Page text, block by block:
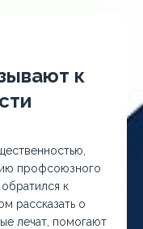
к
профсоюзного
к
рассказать о
лечат, помогают